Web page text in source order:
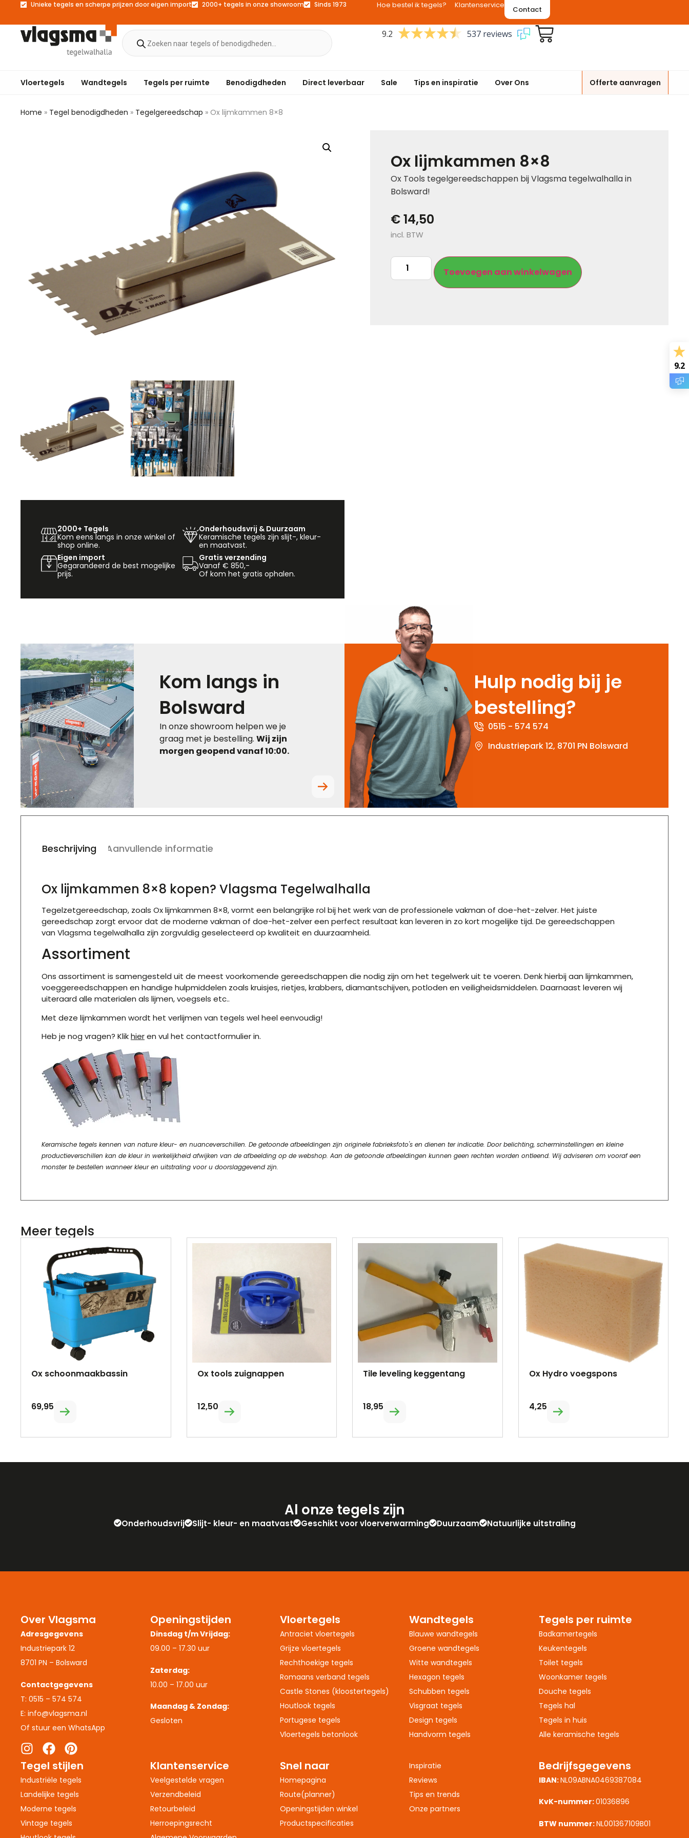
Unieke tegels en scherpe prijzen door eigen import 2000+ tegels in onze showroom Sinds 1973 Hoe bestel ik tegels? Klantenservice Contact
9.2 537 reviews
Vloertegels Wandtegels Tegels per ruimte Benodigdheden Direct leverbaar Sale Tips en inspiratie Over Ons Offerte aanvragen
Home » Tegel benodigdheden » Tegelgereedschap » Ox lijmkammen 8×8
2000+ Tegels
Kom eens langs in onze winkel of
shop online.
Onderhoudsvrij & Duurzaam
Keramische tegels zijn slijt-, kleur-
en maatvast.
Eigen import
Gegarandeerd de best mogelijke
prijs.
Gratis verzending
Vanaf € 850,-
Of kom het gratis ophalen.
Ox lijmkammen 8×8
Ox Tools tegelgereedschappen bij Vlagsma tegelwalhalla in
Bolsward!
€ 14,50
incl. BTW
Toevoegen aan winkelwagen
Kom langs in
Bolsward
In onze showroom helpen we je
graag met je bestelling.Wij zijn
morgen geopend vanaf 10:00.
Hulp nodig bij je
bestelling?
0515 - 574 574
Industriepark 12, 8701 PN Bolsward
Beschrijving Aanvullende informatie
Ox lijmkammen 8×8 kopen? Vlagsma Tegelwalhalla
Tegelzetgereedschap, zoals Ox lijmkammen 8×8, vormt een belangrijke rol bij het werk van de professionele vakman of doe-het-zelver. Het juiste
gereedschap zorgt ervoor dat de moderne vakman of doe-het-zelver een perfect resultaat kan leveren in zo kort mogelijke tijd. De gereedschappen
van Vlagsma tegelwalhalla zijn zorgvuldig geselecteerd op kwaliteit en duurzaamheid.
Assortiment
Ons assortiment is samengesteld uit de meest voorkomende gereedschappen die nodig zijn om het tegelwerk uit te voeren. Denk hierbij aan lijmkammen,
voeggereedschappen en handige hulpmiddelen zoals kruisjes, rietjes, krabbers, diamantschijven, potloden en veiligheidsmiddelen. Daarnaast leveren wij
uiteraard alle materialen als lijmen, voegsels etc..
Met deze lijmkammen wordt het verlijmen van tegels wel heel eenvoudig!
Heb je nog vragen? Klikhieren vul het contactformulier in.
Keramische tegels kennen van nature kleur- en nuanceverschillen. De getoonde afbeeldingen zijn originele fabrieksfoto's en dienen ter indicatie. Door belichting, scherminstellingen en kleine
productieverschillen kan de kleur in werkelijkheid afwijken van de afbeelding op de webshop. Aan de getoonde afbeeldingen kunnen geen rechten worden ontleend. Wij adviseren om vooraf een
monster te bestellen wanneer kleur en uitstraling voor u doorslaggevend zijn.
Meer tegels
Ox schoonmaakbassin
69,95
Ox tools zuignappen
12,50
Tile leveling keggentang
18,95
Ox Hydro voegspons
4,25
Al onze tegels zijn
Onderhoudsvrij Slijt- kleur- en maatvast Geschikt voor vloerverwarming Duurzaam Natuurlijke uitstraling
Over Vlagsma
Adresgegevens
Industriepark 12
8701 PN – Bolsward
Contactgegevens
T: 0515 – 574 574
E: info@vlagsma.nl
Of stuur een WhatsApp
Openingstijden
Dinsdag t/m Vrijdag:
09.00 – 17.30 uur
Zaterdag:
10.00 – 17.00 uur
Maandag & Zondag:
Gesloten
Vloertegels
Antraciet vloertegels
Grijze vloertegels
Rechthoekige tegels
Romaans verband tegels
Castle Stones (kloostertegels)
Houtlook tegels
Portugese tegels
Vloertegels betonlook
Wandtegels
Blauwe wandtegels
Groene wandtegels
Witte wandtegels
Hexagon tegels
Schubben tegels
Visgraat tegels
Design tegels
Handvorm tegels
Tegels per ruimte
Badkamertegels
Keukentegels
Toilet tegels
Woonkamer tegels
Douche tegels
Tegels hal
Tegels in huis
Alle keramische tegels
Tegel stijlen
Industriële tegels
Landelijke tegels
Moderne tegels
Vintage tegels
Klantenservice
Veelgestelde vragen
Verzendbeleid
Retourbeleid
Herroepingsrecht
Snel naar
Homepagina
Route(planner)
Openingstijden winkel
Productspecificaties
Inspiratie
Reviews
Tips en trends
Onze partners
Bedrijfsgegevens
IBAN:NL09ABNA0469387084
KvK-nummer:01036896
BTW nummer:NL001367109B01
9.2